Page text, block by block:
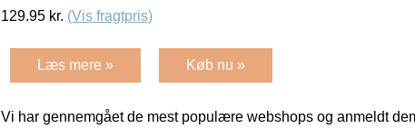
129.95 kr. (Vis fragtpris)
Læs mere » Køb nu »
Vi har gennemgået de mest populære webshops og anmeldt